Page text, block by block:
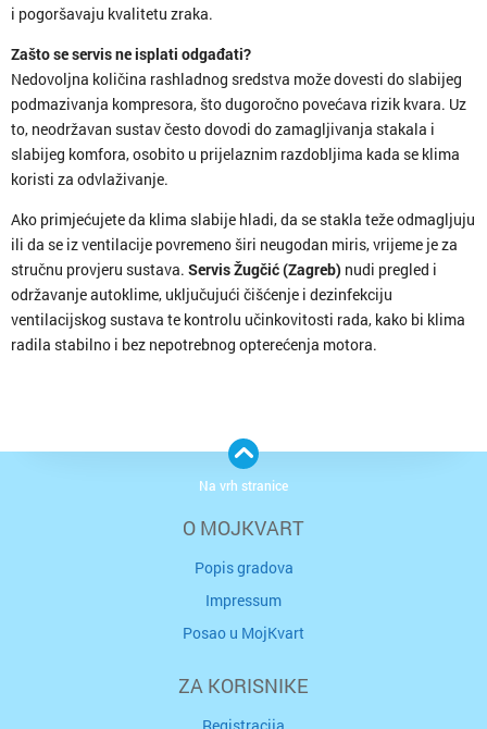
i pogoršavaju kvalitetu zraka.
Zašto se servis ne isplati odgađati?
Nedovoljna količina rashladnog sredstva može dovesti do slabijeg
podmazivanja kompresora, što dugoročno povećava rizik kvara. Uz
to, neodržavan sustav često dovodi do zamagljivanja stakala i
slabijeg komfora, osobito u prijelaznim razdobljima kada se klima
koristi za odvlaživanje.
Ako primjećujete da klima slabije hladi, da se stakla teže odmagljuju
ili da se iz ventilacije povremeno širi neugodan miris, vrijeme je za
stručnu provjeru sustava. Servis Žugčić (Zagreb) nudi pregled i
održavanje autoklime, uključujući čišćenje i dezinfekciju
ventilacijskog sustava te kontrolu učinkovitosti rada, kako bi klima
radila stabilno i bez nepotrebnog opterećenja motora.
O MOJKVART
Popis gradova
Impressum
Posao u MojKvart
ZA KORISNIKE
Registracija
Na vrh stranice